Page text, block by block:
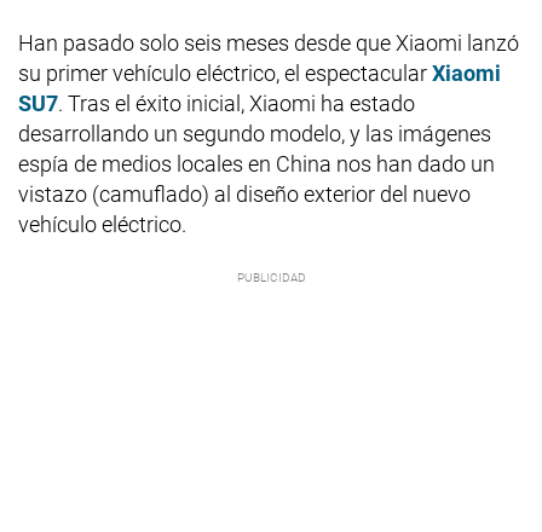
Han pasado solo seis meses desde que Xiaomi lanzó
su primer vehículo eléctrico, el espectacularXiaomi
SU7. Tras el éxito inicial, Xiaomi ha estado
desarrollando un segundo modelo, y las imágenes
espía de medios locales en China nos han dado un
vistazo (camuflado) al diseño exterior del nuevo
vehículo eléctrico.